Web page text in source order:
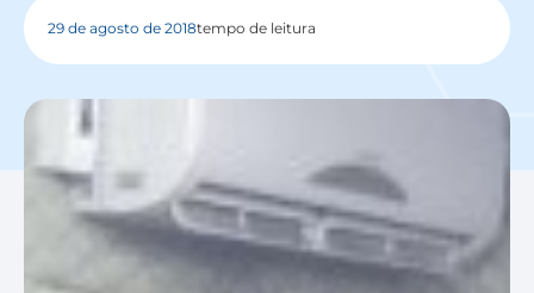
29 de agosto de 2018tempo de leitura